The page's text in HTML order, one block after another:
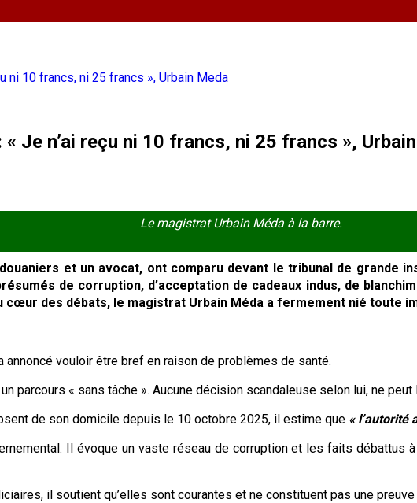
ni 10 francs, ni 25 francs », Urbain Meda
Je n’ai reçu ni 10 francs, ni 25 francs »,
Le magistrat Urbain Méda à la barre.
et un avocat, ont comparu devant le tribunal de grande
de corruption, d’acceptation de cadeaux indus, de
cœur des débats, le magistrat Urbain Méda a fermement nié toute
annoncé vouloir être bref en raison de problèmes de santé.
parcours « sans tâche ». Aucune décision scandaleuse selon lui, ne
de son domicile depuis le 10 octobre 2025, il estime que « l’autorité
Il évoque un vaste réseau de corruption et les faits débattus
il soutient qu’elles sont courantes et ne constituent pas une